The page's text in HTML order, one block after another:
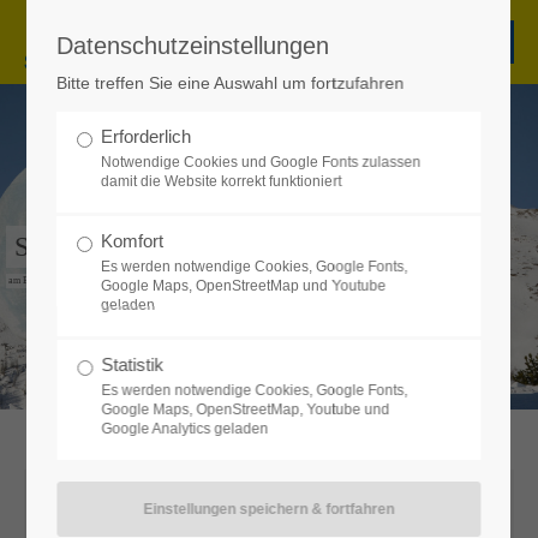
SCHISCHULEN IM LUNGAU
am Erlebnisberg Grosseck-Speiereck
Datenschutzeinstellungen
Bitte treffen Sie eine Auswahl um fortzufahren
Erforderlich
Notwendige Cookies und Google Fonts zulassen
damit die Website korrekt funktioniert
Komfort
Es werden notwendige Cookies, Google Fonts,
Google Maps, OpenStreetMap und Youtube
geladen
Statistik
Es werden notwendige Cookies, Google Fonts,
Google Maps, OpenStreetMap, Youtube und
Google Analytics geladen